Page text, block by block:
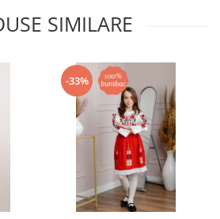
SIMILARE
-33%